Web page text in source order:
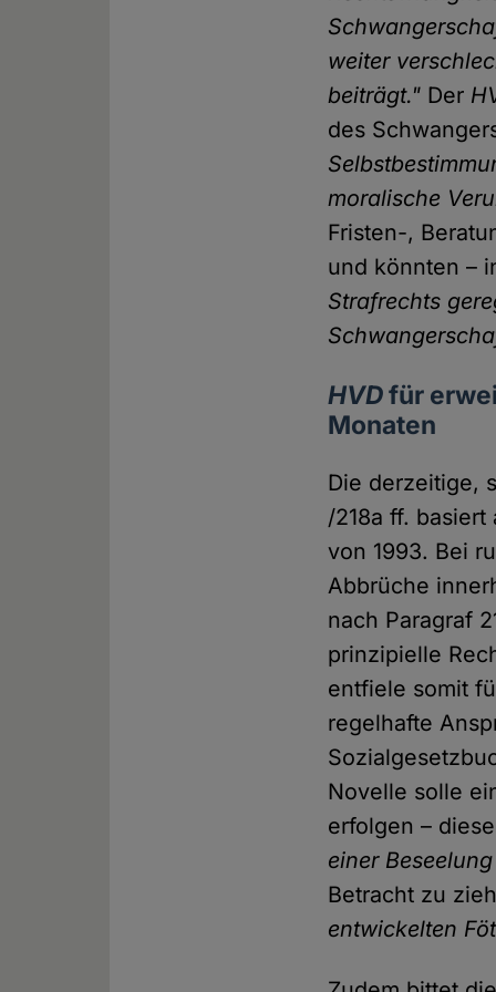
weiter
beiträgt." Der
des
moralische
Fristen-,
und könnten –
Strafrechts
HVDfür
Monaten
Die derzeitige,
/218a ff.
von 1993. Bei
Abbrüche
nach Paragraf
prinzipielle
entfiele somit
regelhafte
Novelle solle
erfolgen –
einer
Betracht zu
entwickelten